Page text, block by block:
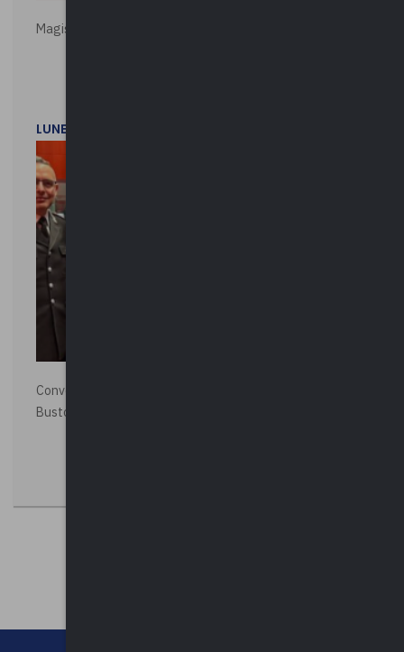
Magistratura e Costituzione. Le ragioni del SÌ e del NO
LUNEDì 1 DICEMBRE 2025
Convegno “La Polizia Locale per la sicurezza della città”,
Busto Arsizio